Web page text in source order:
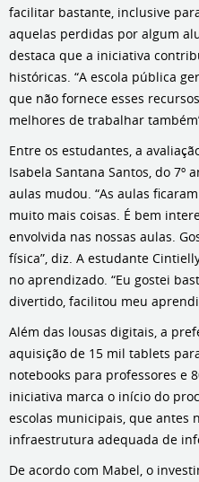
facilitar bastante, inclusive
aquelas perdidas por algum
destaca que a iniciativa
históricas. “A escola pública
que não fornece esses
melhores de trabalhar
Entre os estudantes, a
Isabela Santana Santos, do 7º
aulas mudou. “As aulas
muito mais coisas. É bem
envolvida nas nossas aulas.
física”, diz. A estudante
no aprendizado. “Eu gostei
divertido, facilitou meu
Além das lousas digitais, a
aquisição de 15 mil tablets
notebooks para professores e
iniciativa marca o início do
escolas municipais, que antes
infraestrutura adequada de
De acordo com Mabel, o